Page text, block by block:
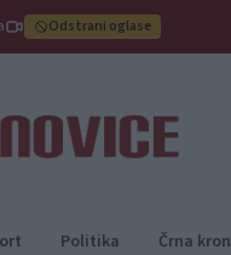
Odstrani oglase
Politika Črna